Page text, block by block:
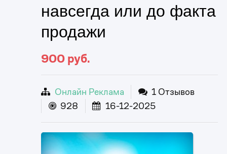
навсегда или до факта
продажи
900 руб.
Онлайн Реклама
1 Отзывов
928
16-12-2025